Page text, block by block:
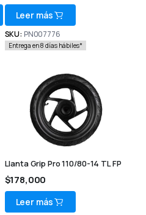
Leer más
SKU: PN007776
Entrega en 8 días hábiles*
Llanta Grip Pro 110/80-14 TL FP
$178,000
Leer más